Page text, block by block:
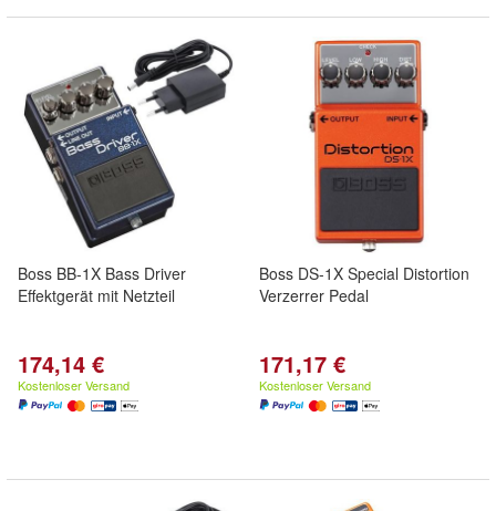
Boss BB-1X Bass Driver
Effektgerät mit Netzteil
174,14 €
Kostenloser Versand
Boss DS-1X Special Distortion
Verzerrer Pedal
171,17 €
Kostenloser Versand